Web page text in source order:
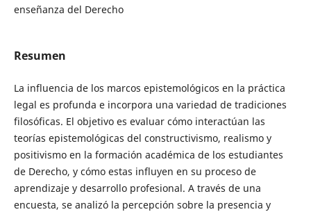
enseñanza del Derecho
Resumen
La influencia de los marcos epistemológicos en la práctica
legal es profunda e incorpora una variedad de tradiciones
filosóficas. El objetivo es evaluar cómo interactúan las
teorías epistemológicas del constructivismo, realismo y
positivismo en la formación académica de los estudiantes
de Derecho, y cómo estas influyen en su proceso de
aprendizaje y desarrollo profesional. A través de una
encuesta, se analizó la percepción sobre la presencia y